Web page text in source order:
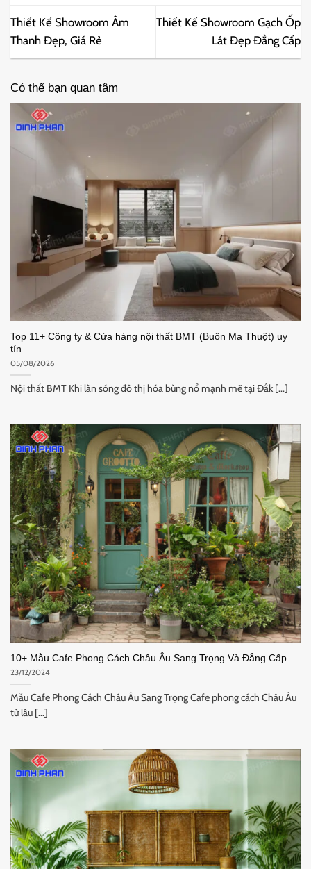
Thiết Kế Showroom Âm
Thanh Đẹp, Giá Rẻ
Thiết Kế Showroom Gạch Ốp
Lát Đẹp Đẳng Cấp
Có thể bạn quan tâm
Top 11+ Công ty & Cửa hàng nội thất BMT (Buôn Ma Thuột) uy
tín
05/08/2026
Nội thất BMT Khi làn sóng đô thị hóa bùng nổ mạnh mẽ tại Đắk [...]
10+ Mẫu Cafe Phong Cách Châu Âu Sang Trọng Và Đẳng Cấp
23/12/2024
Mẫu Cafe Phong Cách Châu Âu Sang Trọng Cafe phong cách Châu Âu
từ lâu [...]